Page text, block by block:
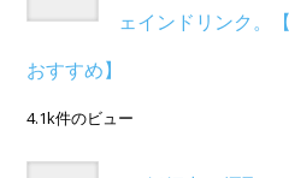
ェインドリンク。
おすすめ】
4.1k件のビュー